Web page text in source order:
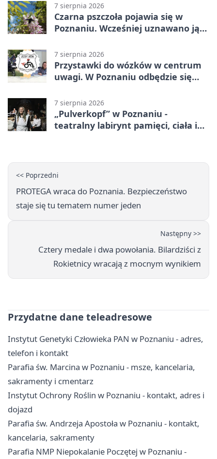
7 sierpnia 2026
Czarna pszczoła pojawia się w
Poznaniu. Wcześniej uznawano ją
7 sierpnia 2026
Przystawki do wózków w centrum
uwagi. W Poznaniu odbędzie się
7 sierpnia 2026
„Pulverkopf” w Poznaniu -
teatralny labirynt pamięci, ciała i
<< Poprzedni
PROTEGA wraca do Poznania. Bezpieczeństwo
staje się tu tematem numer jeden
Następny >>
Cztery medale i dwa powołania. Bilardziści z
Rokietnicy wracają z mocnym wynikiem
Przydatne dane teleadresowe
Instytut Genetyki Człowieka PAN w Poznaniu - adres,
telefon i kontakt
Parafia św. Marcina w Poznaniu - msze, kancelaria,
sakramenty i cmentarz
Instytut Ochrony Roślin w Poznaniu - kontakt, adres i
dojazd
Parafia św. Andrzeja Apostoła w Poznaniu - kontakt,
kancelaria, sakramenty
Parafia NMP Niepokalanie Poczętej w Poznaniu -